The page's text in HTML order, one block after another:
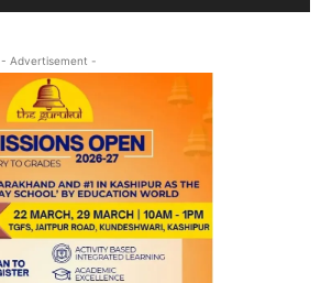
- Advertisement -